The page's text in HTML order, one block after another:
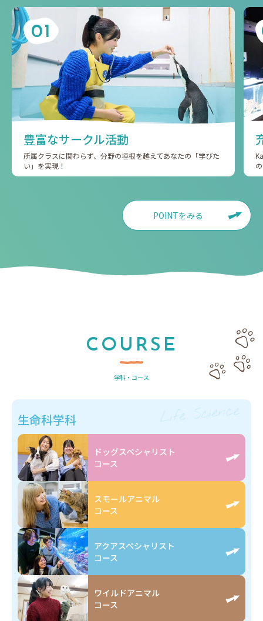
01
豊富なサークル活動
所属クラスに関わらず、分野の垣根を越えてあなたの「学びた
い」を実現！
POINTをみる
COURSE
学科・コース
生命科学科 Life Science
ドッグスペシャリスト
コース
スモールアニマル
コース
アクアスペシャリスト
コース
ワイルドアニマル
コース